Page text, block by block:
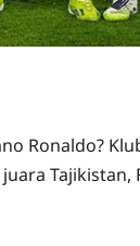
Ronaldo?
Tajikistan,